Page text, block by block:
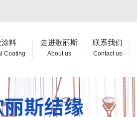
涂料
Coating
走进歌丽斯
About us
联系我们
Contact us